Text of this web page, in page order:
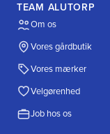
TEAM ALUTORP
Om os
Vores gårdbutik
Vores mærker
Velgørenhed
Job hos os